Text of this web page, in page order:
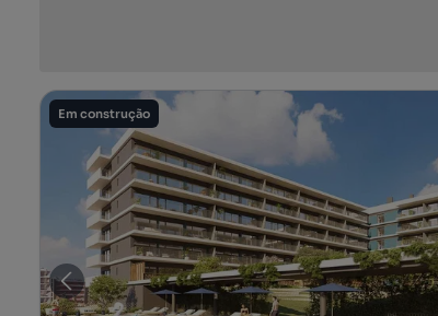
Em construção